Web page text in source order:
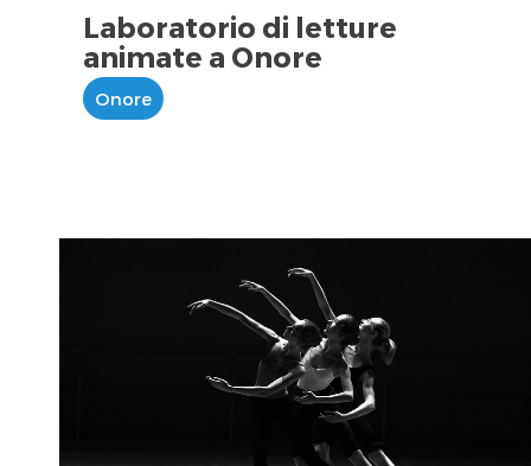
Laboratorio di letture
animate a Onore
Onore